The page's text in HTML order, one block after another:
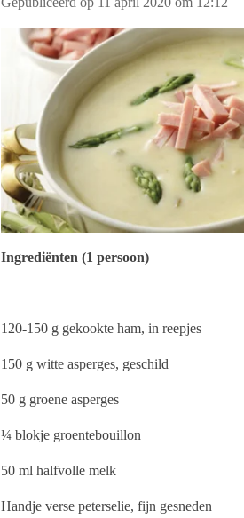
Ingrediënten (1 persoon)
120-150 g gekookte ham, in reepjes
150 g witte asperges, geschild
50 g groene asperges
¼ blokje groentebouillon
50 ml halfvolle melk
Handje verse peterselie, fijn gesneden